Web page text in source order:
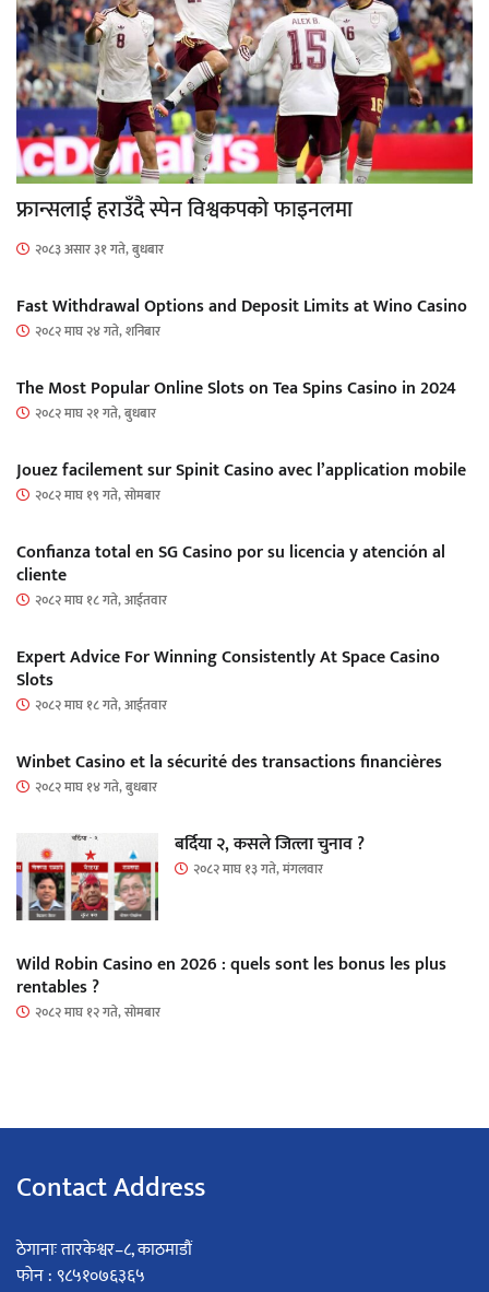
फ्रान्सलाई हराउँदै स्पेन विश्वकपको फाइनलमा
२०८३ असार ३१ गते, बुधबार
Fast Withdrawal Options and Deposit Limits at Wino Casino
२०८२ माघ २४ गते, शनिबार
The Most Popular Online Slots on Tea Spins Casino in 2024
२०८२ माघ २१ गते, बुधबार
Jouez facilement sur Spinit Casino avec l’application mobile
२०८२ माघ १९ गते, सोमबार
Confianza total en SG Casino por su licencia y atención al
cliente
२०८२ माघ १८ गते, आईतवार
Expert Advice For Winning Consistently At Space Casino
Slots
२०८२ माघ १८ गते, आईतवार
Winbet Casino et la sécurité des transactions financières
२०८२ माघ १४ गते, बुधबार
बर्दिया २, कसले जित्ला चुनाव ?
२०८२ माघ १३ गते, मंगलवार
Wild Robin Casino en 2026 : quels sont les bonus les plus
rentables ?
२०८२ माघ १२ गते, सोमबार
Contact Address
ठेगानाः तारकेश्वर–८, काठमाडौं
फोन : ९८५१०७६३६५